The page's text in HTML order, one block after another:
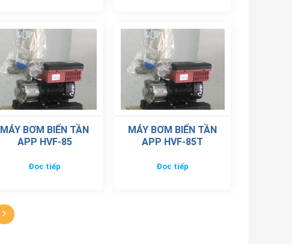
MÁY BƠM BIẾN TẦN
APP HVF-85
Đọc tiếp
MÁY BƠM BIẾN TẦN
APP HVF-85T
Đọc tiếp